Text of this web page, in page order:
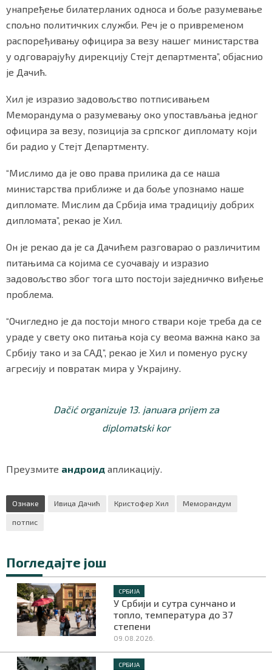
унапређење билатерланих односа и боље разумевање
спољно политичких служби. Реч је о привременом
распоређивању официра за везу нашег министарства
у одговарајућу дирекцију Стејт департмента”, објаснио
је Дачић.
Хил је изразио задовољство потписивањем
Меморандума о разумевању око упостављања једног
официра за везу, позиција за српског дипломату који
би радио у Стејт Департменту.
“Мислимо да је ово права прилика да се наша
министарства приближе и да боље упознамо наше
дипломате. Мислим да Србија има традицију добрих
дипломата”, рекао је Хил.
Он је рекао да је са Дачићем разговарао о различитим
питањима са којима се суочавају и изразио
задовољство због тога што постоји заједничко виђење
проблема.
“Очигледно је да постоји много ствари које треба да се
ураде у свету око питања која су веома важна како за
Србију тако и за САД”, рекао је Хил и поменуо руску
агресију и повратак мира у Украјину.
Dačić organizuje 13. januara prijem za
diplomatski kor
Преузмите андроид апликацију.
Ознаке Ивица Дачић Кристофер Хил
Меморандум
потпис
Погледајте још
СРБИЈА
У Србији и сутра сунчано и
топло, температура до 37
степени
09.08.2026.
СРБИЈА